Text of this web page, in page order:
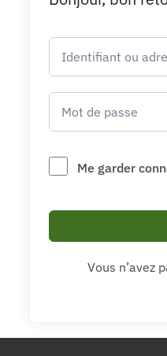
Me garder
Vous n’avez